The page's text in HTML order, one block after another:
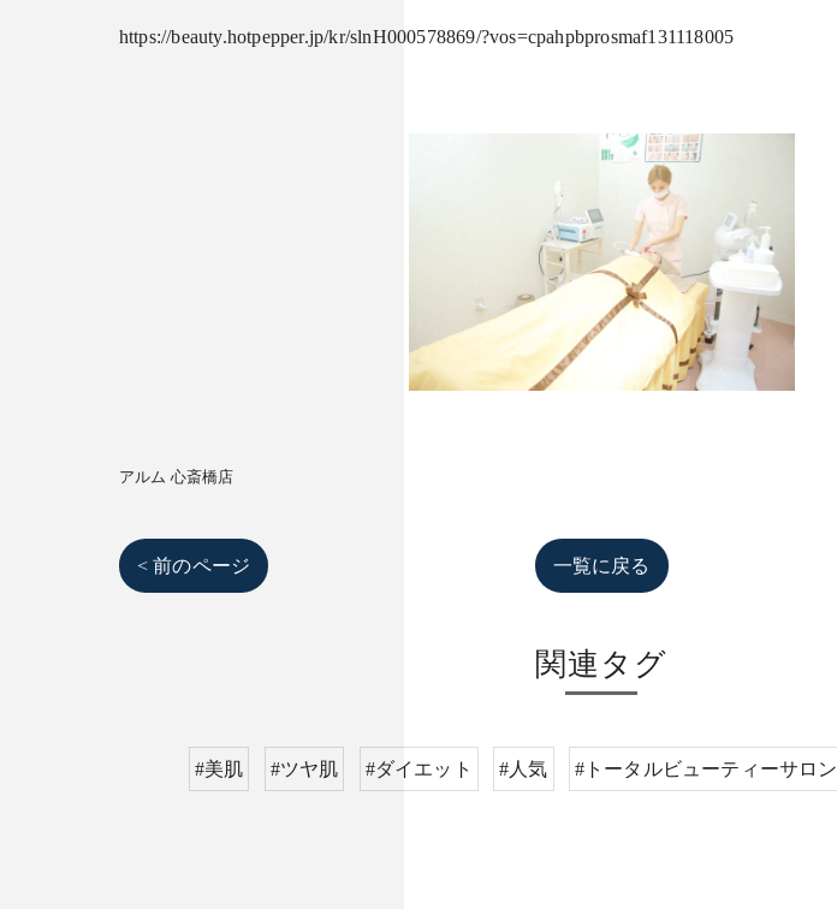
https://beauty.hotpepper.jp/kr/slnH000578869/?vos=cpahpbprosmaf131118005
アルム 心斎橋店
< 前のページ 一覧に戻る
関連タグ
#美肌 #ツヤ肌 #ダイエット #人気 #トータルビューティーサロン